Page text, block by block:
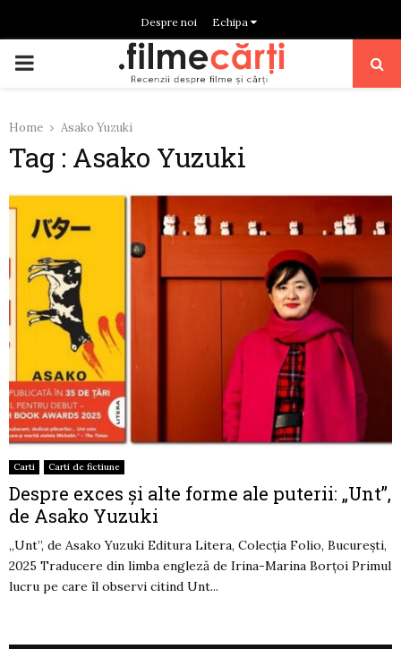
Despre noi Echipa
PRIMARY
Home Asako Yuzuki
Tag : Asako Yuzuki
Carti Carti de fictiune
Despre exces și alte forme ale puterii: „Unt”,
de Asako Yuzuki
„Unt”, de Asako Yuzuki Editura Litera, Colecția Folio, București,
2025 Traducere din limba engleză de Irina-Marina Borțoi Primul
lucru pe care îl observi citind Unt...